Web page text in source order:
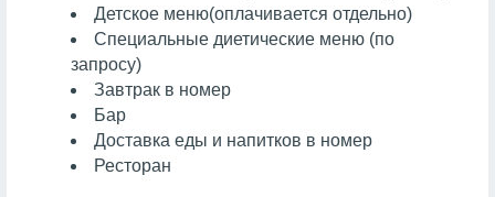
Детское меню(оплачивается отдельно)
Специальные диетические меню (по
запросу)
Завтрак в номер
Бар
Доставка еды и напитков в номер
Ресторан